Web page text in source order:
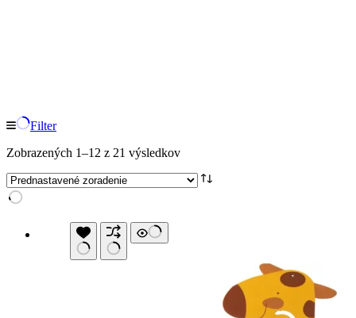
Filter
Zobrazených 1–12 z 21 výsledkov